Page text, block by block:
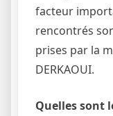
facteur
rencontrés
prises par la
DERKAOUI.
Quelles sont